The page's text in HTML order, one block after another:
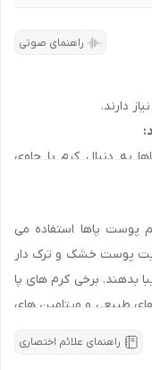
و سایر شهرها، با
درباره شرایط همکاری و
و دارو
راهنمای صوتی
دارند.
به دنبال کرم پا حاوی
معدنی و ویتامین های
پوست پاها استفاده می
پوست خشک و ترک دار
بدهند. برخی کرم های پا
طبیعی و ویتامین های
می کنند.
راهنمای علائم اختصاری